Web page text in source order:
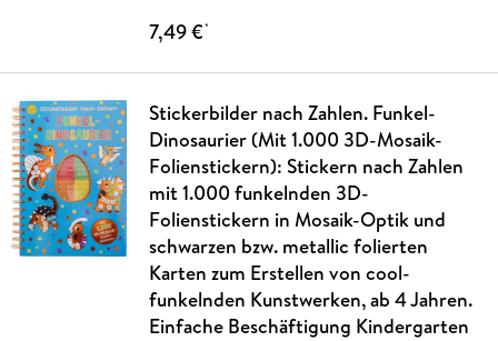
7,49 €*
Stickerbilder nach Zahlen. Funkel-
Dinosaurier (Mit 1.000 3D-Mosaik-
Folienstickern): Stickern nach Zahlen
mit 1.000 funkelnden 3D-
Folienstickern in Mosaik-Optik und
schwarzen bzw. metallic folierten
Karten zum Erstellen von cool-
funkelnden Kunstwerken, ab 4 Jahren.
Einfache Beschäftigung Kindergarten